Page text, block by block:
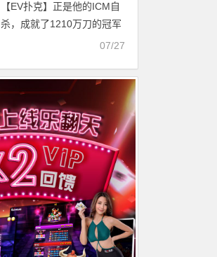
【EV扑克】正是他的ICM自
杀，成就了1210万刀的冠军
07/27